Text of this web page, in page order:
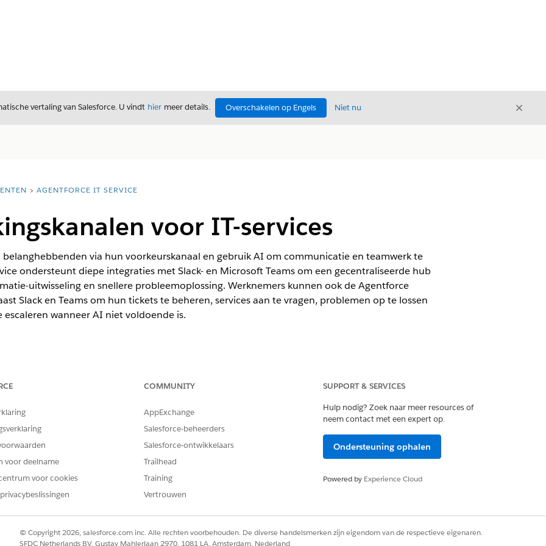
vertaling van Salesforce. U vindt hier meer details. Overschakelen op Engels Niet nu Sluiten
AGENTFORCE IT SERVICE
voor IT-services
via hun voorkeurskanaal en gebruik AI om communicatie en teamwerk te
ondersteunt diepe integraties met Slack- en Microsoft Teams om een gecentraliseerde hub
uitwisseling en snellere probleemoplossing. Werknemers kunnen ook de Agentforce
Slack en Teams om hun tickets te beheren, services aan te vragen, problemen op te lossen
wanneer AI niet voldoende is.
Edition met Agentforce IT Service.
IT-services door belangrijke werkstromen in Slack in te bedden. Lever aanzienlijke waarde voor
oplossingstijden te verbeteren en de algehele operationele efficiëntie van IT te vergroten.
selfservice krijgen en kunnen moeiteloos problemen melden of services aanvragen zonder hun
kunnen tickets beoordelen, samenwerken in swarmkanalen en records in real-time beheren vanuit een
door gestroomlijnde goedkeuringen. IT-teams beheren tickets, krijgen AI-assistentie, visualiseren
voor deelname
voor cookies
COMMUNITY
AppExchange
Salesforce-beheerders
Salesforce-ontwikkelaars
Trailhead
Training
Vertrouwen
SUPPORT & SERVICES
Hulp nodig? Zoek naar meer resources of
neem contact met een expert op.
Ondersteuning ophalen
Powered by Experience Cloud
© Copyright 2026, salesforce.com inc. Alle rechten voorbehouden. De diverse handelsmerken zijn eigendom van de respectieve eigenaren.
SFDC Netherlands BV, Gustav Mahlerlaan 2970, 1081 LA, Amsterdam, Nederland